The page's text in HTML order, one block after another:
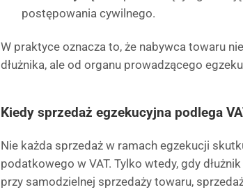
postępowania cywilnego.
W praktyce oznacza to, że nabywca towaru
dłużnika, ale od organu prowadzącego
Kiedy sprzedaż egzekucyjna podlega
Nie każda sprzedaż w ramach egzekucji
podatkowego w VAT. Tylko wtedy, gdy
przy samodzielnej sprzedaży towaru,